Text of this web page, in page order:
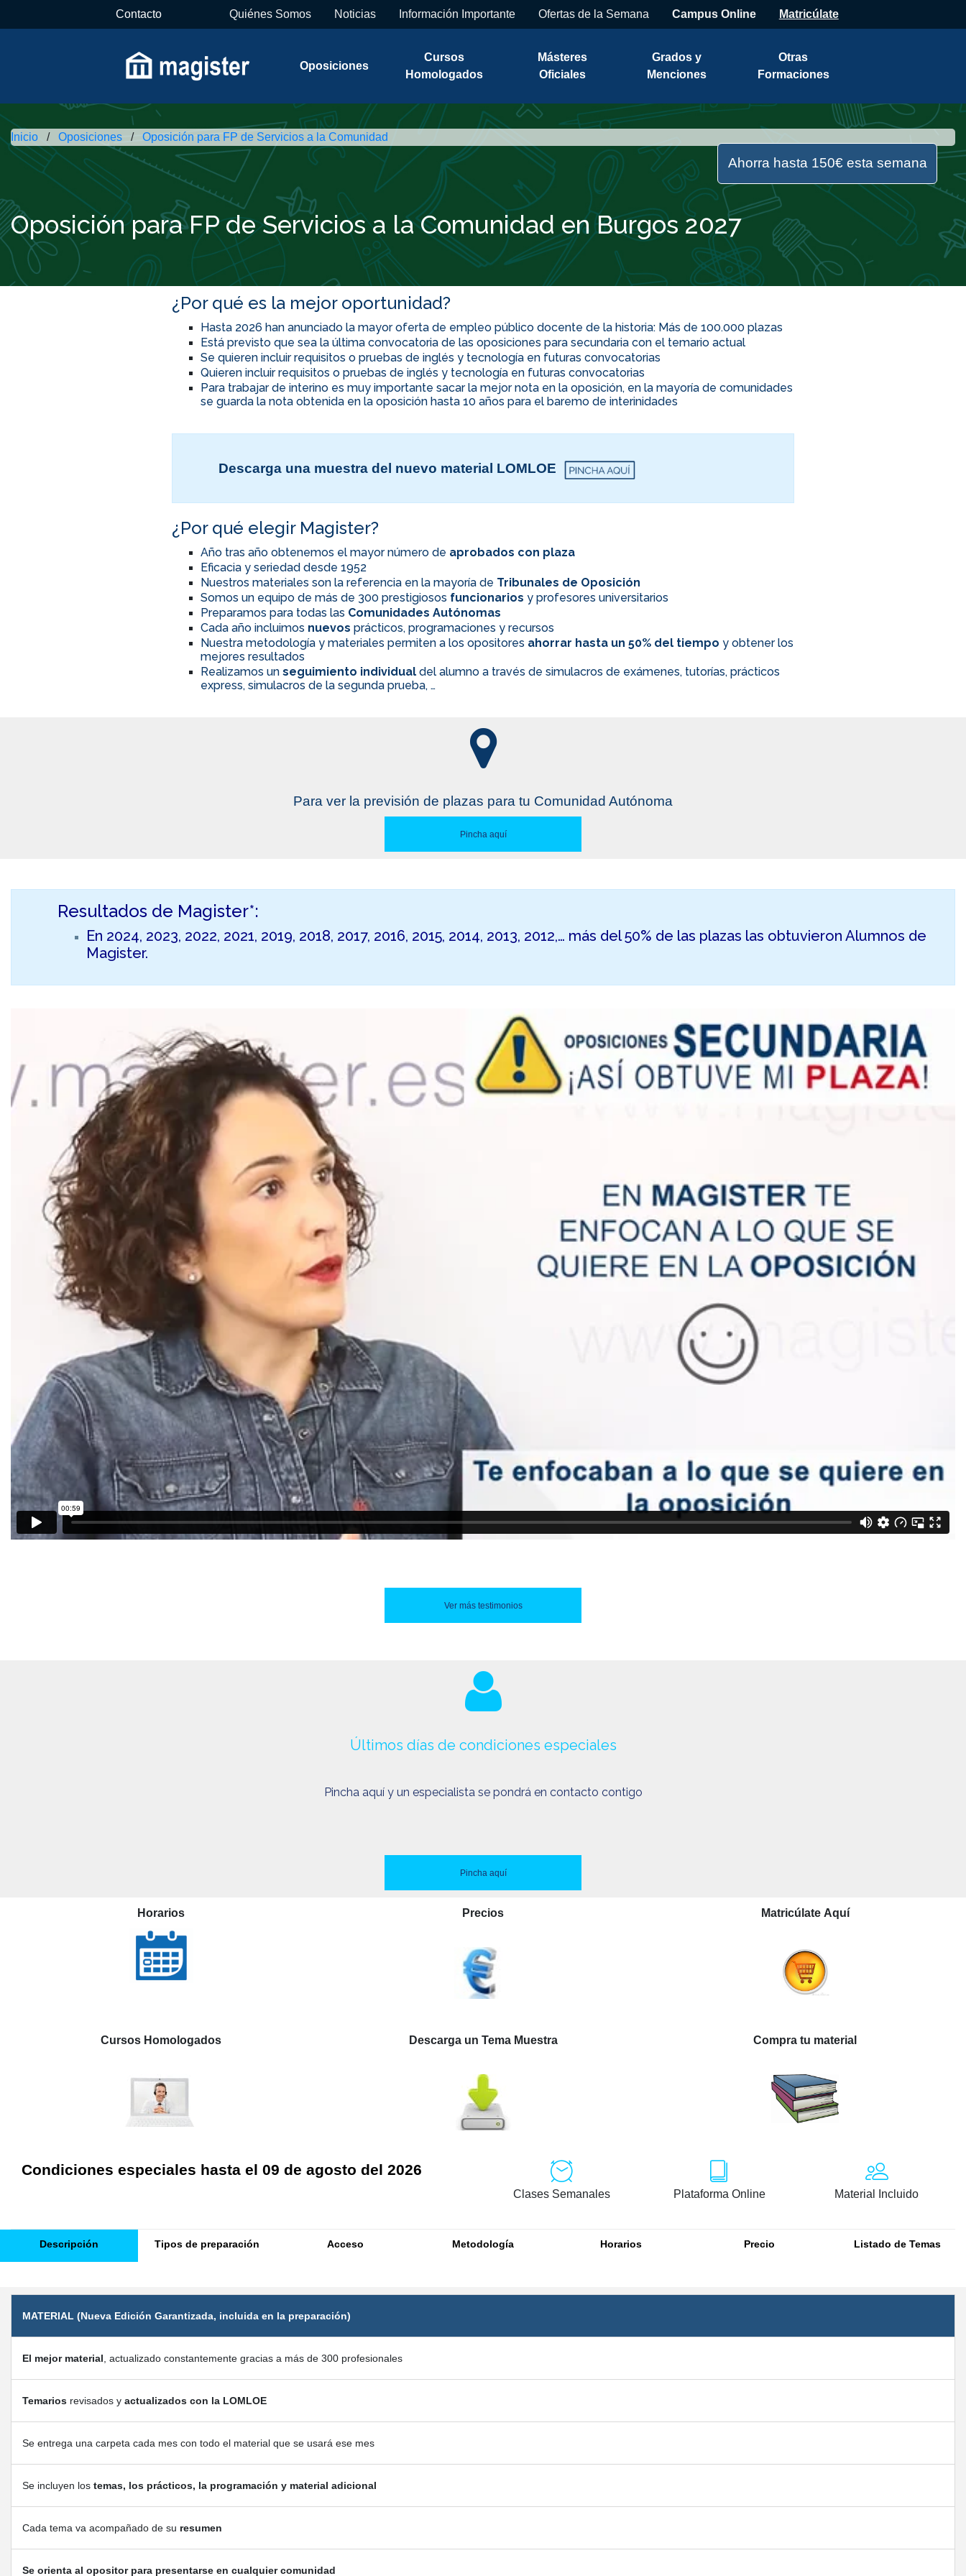
Contacto Quiénes Somos Noticias Información Importante Ofertas de la Semana Campus Online Matricúlate
Oposiciones
Cursos
Homologados
Másteres
Oficiales
Grados y
Menciones
Otras
Formaciones
Inicio Oposiciones Oposición para FP de Servicios a la Comunidad
Ahorra hasta 150€ esta semana
Oposición para FP de Servicios a la Comunidad en Burgos 2027
¿Por qué es la mejor oportunidad?
Hasta 2026 han anunciado la mayor oferta de empleo público docente de la historia: Más de 100.000 plazas
Está previsto que sea la última convocatoria de las oposiciones para secundaria con el temario actual
Se quieren incluir requisitos o pruebas de inglés y tecnología en futuras convocatorias
Quieren incluir requisitos o pruebas de inglés y tecnología en futuras convocatorias
Para trabajar de interino es muy importante sacar la mejor nota en la oposición, en la mayoría de comunidades
se guarda la nota obtenida en la oposición hasta 10 años para el baremo de interinidades
Descarga una muestra del nuevo material LOMLOE
¿Por qué elegir Magister?
Año tras año obtenemos el mayor número de aprobados con plaza
Eficacia y seriedad desde 1952
Nuestros materiales son la referencia en la mayoría de Tribunales de Oposición
Somos un equipo de más de 300 prestigiosos funcionarios y profesores universitarios
Preparamos para todas las Comunidades Autónomas
Cada año incluimos nuevos prácticos, programaciones y recursos
Nuestra metodología y materiales permiten a los opositores ahorrar hasta un 50% del tiempo y obtener los
mejores resultados
Realizamos un seguimiento individual del alumno a través de simulacros de exámenes, tutorías, prácticos
express, simulacros de la segunda prueba, …
Para ver la previsión de plazas para tu Comunidad Autónoma
Pincha aquí
Resultados de Magister*:
En 2024, 2023, 2022, 2021, 2019, 2018, 2017, 2016, 2015, 2014, 2013, 2012,… más del 50% de las plazas las obtuvieron Alumnos de
Magister.
Ver más testimonios
Últimos días de condiciones especiales
Pincha aquí y un especialista se pondrá en contacto contigo
Pincha aquí
Horarios Precios Matricúlate Aquí
Cursos Homologados Descarga un Tema Muestra Compra tu material
Condiciones especiales hasta el 09 de agosto del 2026
Clases Semanales Plataforma Online Material Incluido
Descripción Tipos de preparación Acceso Metodología Horarios Precio Listado de Temas
MATERIAL (Nueva Edición Garantizada, incluida en la preparación)
El mejor material , actualizado constantemente gracias a más de 300 profesionales
Temarios revisados y actualizados con la LOMLOE
Se entrega una carpeta cada mes con todo el material que se usará ese mes
Se incluyen los temas, los prácticos, la programación y material adicional
Cada tema va acompañado de su resumen
Se orienta al opositor para presentarse en cualquier comunidad